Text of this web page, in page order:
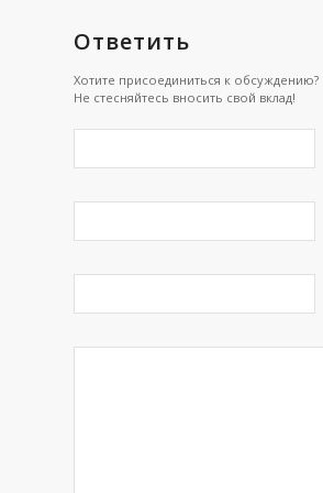
Ответить
Хотите присоединиться к обсуждению?
Не стесняйтесь вносить свой вклад!